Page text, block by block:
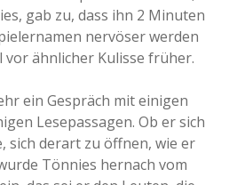
gab zu, dass ihn 2 Minuten
nervöser werden
vor ähnlicher Kulisse früher.
ein Gespräch mit einigen
Lesepassagen. Ob er sich
sich derart zu öffnen, wie er
Tönnies hernach vom